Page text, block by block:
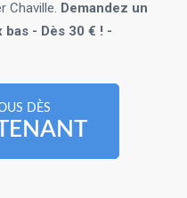
Chaville. Demandez un
- Dès 30 € ! -
DÈS